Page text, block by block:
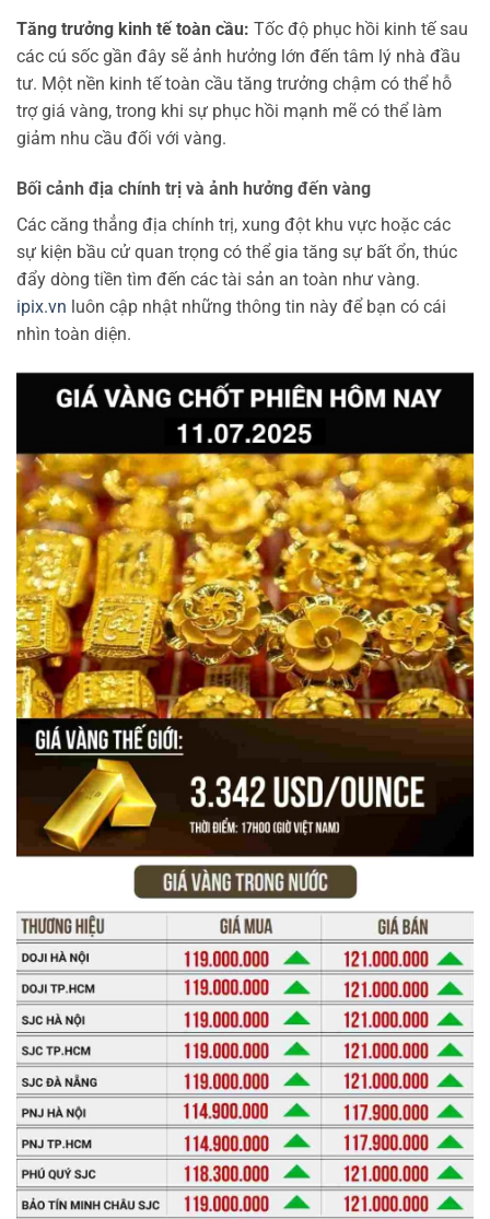
Tăng trưởng kinh tế toàn cầu: Tốc độ phục hồi kinh tế sau
các cú sốc gần đây sẽ ảnh hưởng lớn đến tâm lý nhà đầu
tư. Một nền kinh tế toàn cầu tăng trưởng chậm có thể hỗ
trợ giá vàng, trong khi sự phục hồi mạnh mẽ có thể làm
giảm nhu cầu đối với vàng.
Bối cảnh địa chính trị và ảnh hưởng đến vàng
Các căng thẳng địa chính trị, xung đột khu vực hoặc các
sự kiện bầu cử quan trọng có thể gia tăng sự bất ổn, thúc
đẩy dòng tiền tìm đến các tài sản an toàn như vàng.
ipix.vn luôn cập nhật những thông tin này để bạn có cái
nhìn toàn diện.